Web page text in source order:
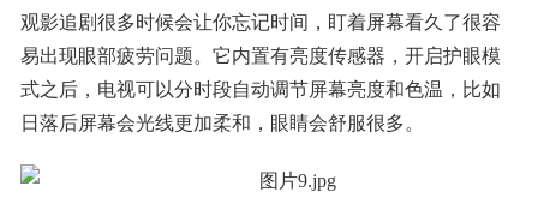
观影追剧很多时候会让你忘记时间，盯着屏幕看久了很容
易出现眼部疲劳问题。它内置有亮度传感器，开启护眼模
式之后，电视可以分时段自动调节屏幕亮度和色温，比如
日落后屏幕会光线更加柔和，眼睛会舒服很多。